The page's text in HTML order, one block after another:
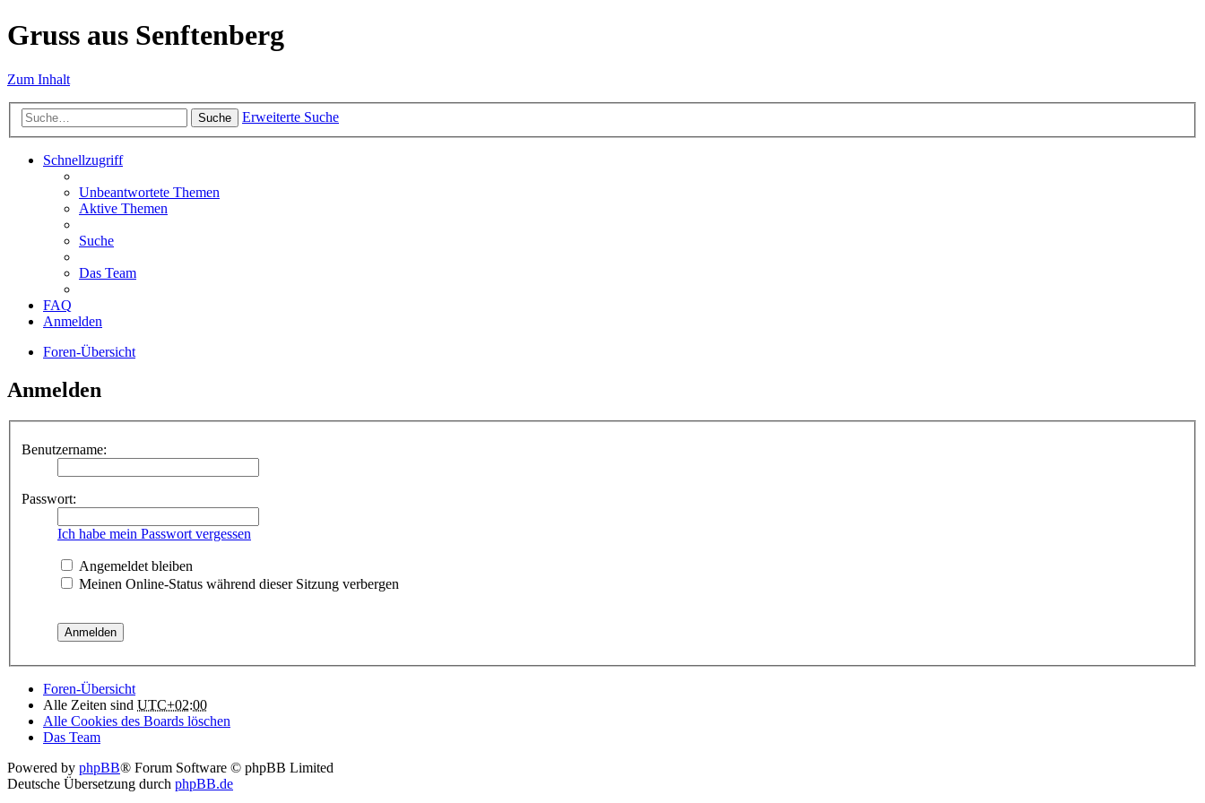
Gruss aus Senftenberg
Zum Inhalt
Suche Erweiterte Suche
Schnellzugriff
Unbeantwortete Themen
Aktive Themen
Suche
Das Team
FAQ
Anmelden
Foren-Übersicht
Anmelden
Benutzername:
Passwort:
Ich habe mein Passwort vergessen
Angemeldet bleiben
Meinen Online-Status während dieser Sitzung verbergen
Foren-Übersicht
Alle Zeiten sind UTC+02:00
Alle Cookies des Boards löschen
Das Team
Powered by phpBB® Forum Software © phpBB Limited
Deutsche Übersetzung durch phpBB.de